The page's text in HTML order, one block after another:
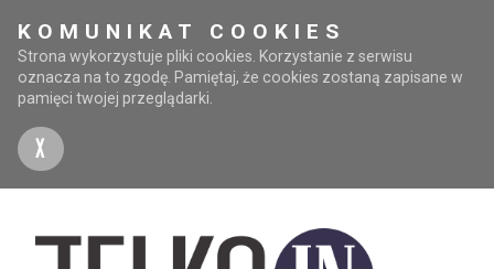
KOMUNIKAT COOKIES
Strona wykorzystuje pliki cookies. Korzystanie z serwisu
oznacza na to zgodę. Pamiętaj, że cookies zostaną zapisane w
pamięci twojej przeglądarki.
X